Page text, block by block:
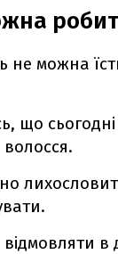
не можна
що
волосся.
в